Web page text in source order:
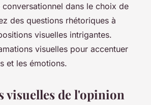
dans le choix de
des questions rhétoriques à
visuelles intrigantes.
visuelles pour accentuer
et les émotions.
visuelles de l'opinion